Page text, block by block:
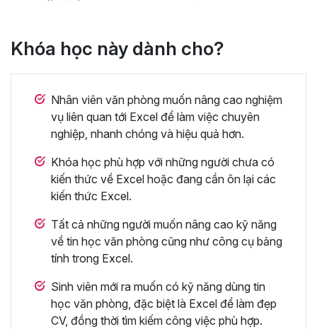
Khóa học này dành cho?
Nhân viên văn phòng muốn nâng cao nghiệm
vụ liên quan tới Excel để làm việc chuyên
nghiệp, nhanh chóng và hiệu quả hơn.
Khóa học phù hợp với những người chưa có
kiến thức về Excel hoặc đang cần ôn lại các
kiến thức Excel.
Tất cả những người muốn nâng cao kỹ năng
về tin học văn phòng cũng như công cụ bảng
tính trong Excel.
Sinh viên mới ra muốn có kỹ năng dùng tin
học văn phòng, đặc biệt là Excel để làm đẹp
CV, đồng thời tìm kiếm công việc phù hợp.